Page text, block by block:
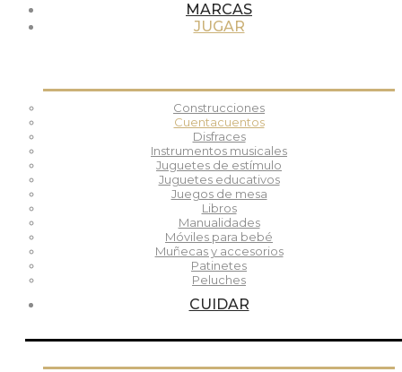
MARCAS
JUGAR
Construcciones
Cuentacuentos
Disfraces
Instrumentos musicales
Juguetes de estímulo
Juguetes educativos
Juegos de mesa
Libros
Manualidades
Móviles para bebé
Muñecas y accesorios
Patinetes
Peluches
CUIDAR